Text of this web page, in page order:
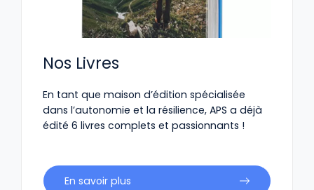
Nos Livres
En tant que maison d’édition spécialisée
dans l’autonomie et la résilience, APS a déjà
édité 6 livres complets et passionnants !
En savoir plus